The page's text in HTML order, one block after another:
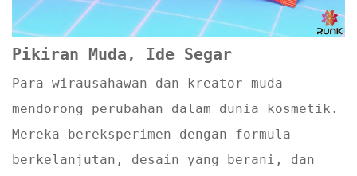
Pikiran Muda, Ide Segar
Para wirausahawan dan kreator muda
mendorong perubahan dalam dunia kosmetik.
Mereka bereksperimen dengan formula
berkelanjutan, desain yang berani, dan